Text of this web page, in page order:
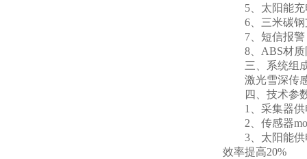
5、太阳能充
6、三米碳钢
7、短信报警
8、ABS材质
三、系统组
激光雪深传感
四、技术参
1、采集器供电
2、传感器
3、太阳能供电
效率提高20%